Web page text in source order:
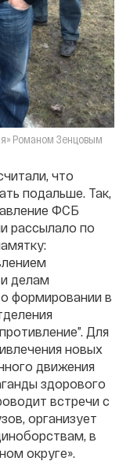
Романом Зенцовым
что
подальше. Так,
ФСБ
рассылало по
делам
формировании в
Для
новых
движения
здорового
встречи с
организует
в
округе».